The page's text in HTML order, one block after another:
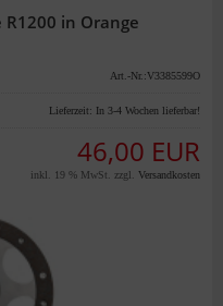
in Orange
Art.-Nr.:V3385599O
Lieferzeit: In 3-4 Wochen lieferbar!
46,00 EUR
inkl. 19 % MwSt. zzgl. Versandkosten